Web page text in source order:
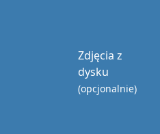
Zdjęcia z
dysku
(opcjonalnie)